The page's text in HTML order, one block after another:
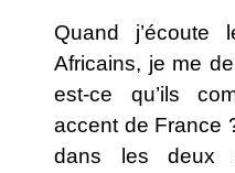
Quand j’écoute
Africains, je me
est-ce qu’ils
accent de France
dans les deux